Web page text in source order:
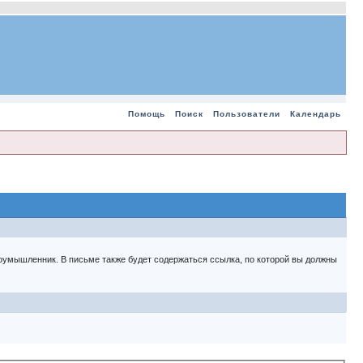
Помощь Поиск Пользователи Календарь
В письме также будет содержаться ссылка, по которой вы должны